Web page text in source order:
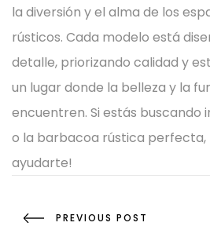
la diversión y el alma de los
rústicos. Cada modelo está
detalle, priorizando calidad y
un lugar donde la belleza y la
encuentren. Si estás buscando
o la barbacoa rústica perfecta,
ayudarte!
Navegación de
ANTERIOR
PREVIOUS POST